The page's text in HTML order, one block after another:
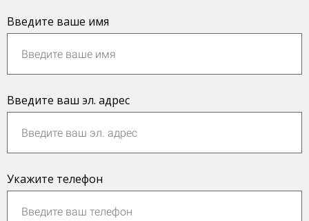
Введите ваше имя
Введите ваш эл. адрес
Укажите телефон